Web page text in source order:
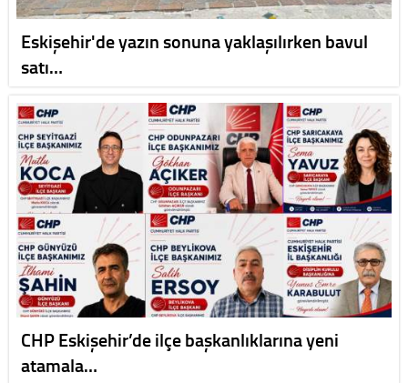
Eskişehir'de yazın sonuna yaklaşılırken bavul
satı…
CHP Eskişehir’de ilçe başkanlıklarına yeni
atamala…